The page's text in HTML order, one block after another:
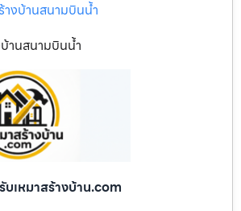
างบ้านสนามบินน้ำ
านสนามบินน้ำ
รับเหมาสร้างบ้าน.com